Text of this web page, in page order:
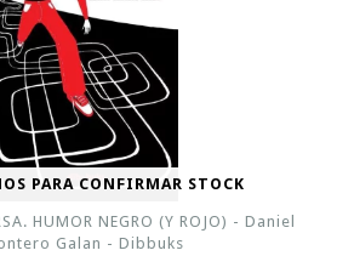
PARA CONFIRMAR STOCK
HUMOR NEGRO (Y ROJO) - Daniel
Galan - Dibbuks